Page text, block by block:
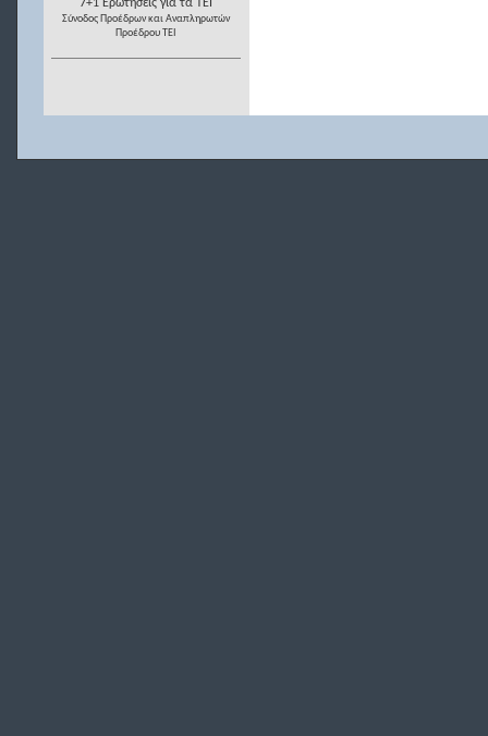
7+1 Ερωτήσεις για τα ΤΕΙ
Σύνοδος Προέδρων και Αναπληρωτών
Προέδρου ΤΕΙ